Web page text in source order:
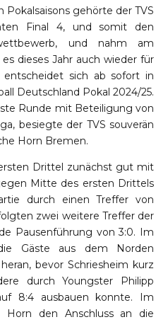
Pokalsaisons gehörte der TVS
Final 4, und somit den
und nahm am
dieses Jahr auch wieder für
sich ab sofort in
Deutschland Pokal 2024/25.
Runde mit Beteiligung von
besiegte der TVS souverän
Horn Bremen.
Drittel zunächst gut mit
Mitte des ersten Drittels
durch einen Treffer von
zwei weitere Treffer der
Pausenführung von 3:0. Im
Gäste aus dem Norden
bevor Schriesheim kurz
durch Youngster Philipp
8:4 ausbauen konnte. Im
Horn den Anschluss an die